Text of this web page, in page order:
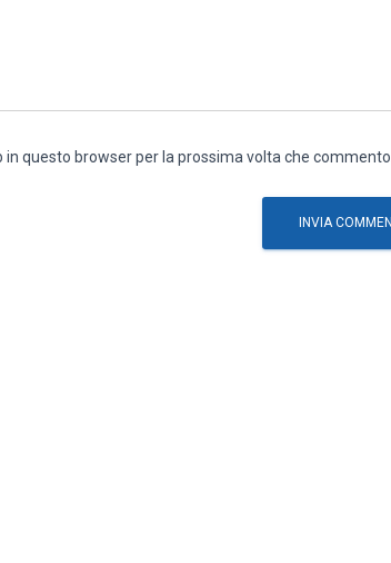
questo browser per la prossima volta che commento.